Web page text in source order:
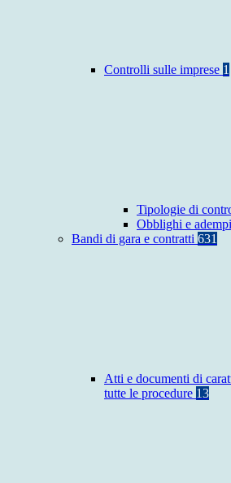
Controlli sulle imprese 1
Tipologie di
Obblighi e
Bandi di gara e contratti 631
Atti e documenti di
tutte le procedure 13